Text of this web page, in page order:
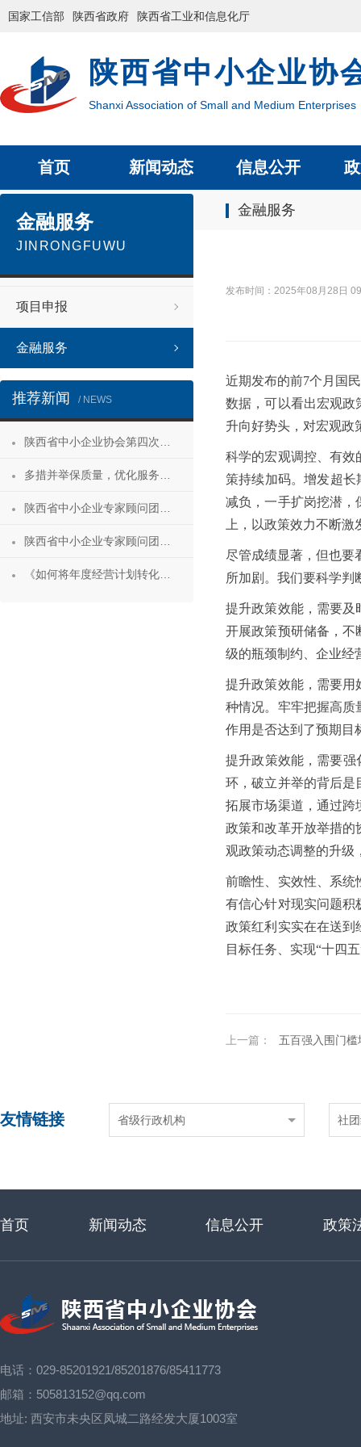
国家工信部 陕西省政府 陕西省工业和信息化厅
陕西省中小企业协
Shanxi Association of Small and Medium Enterprises
首页 新闻动态 信息公开
金融服务
金融服务
JINRONGFUWU
项目申报
金融服务
推荐新闻 / NEWS
发布时间：2025年08月28日
近期发布的前7个月国
数据，可以看出宏观政
升向好势头，对宏观政
科学的宏观调控、有效
策持续加码。增发超长
减负，一手扩岗挖潜
上，以政策效力不断
尽管成绩显著，但也要
所加剧。我们要科学
提升政策效能，需要及
开展政策预研储备，不
级的瓶颈制约、企业经
提升政策效能，需要用
种情况。牢牢把握高质
作用是否达到了预期目
提升政策效能，需要强
环，破立并举的背后是
拓展市场渠道，通过跨
政策和改革开放举措的
观政策动态调整的升级
前瞻性、实效性、系统
有信心针对现实问题积
政策红利实实在在送到
目标任务、实现“十四
上一篇： 五百强入围门槛增至二百七十
友情链接 省级行政机构 社
首页 新闻动态 信息公开 政策
电话：029-85201921/85201876/85411773
邮箱：505813152@qq.com
地址: 西安市未央区凤城二路经发大厦1003室